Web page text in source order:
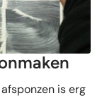
is erg